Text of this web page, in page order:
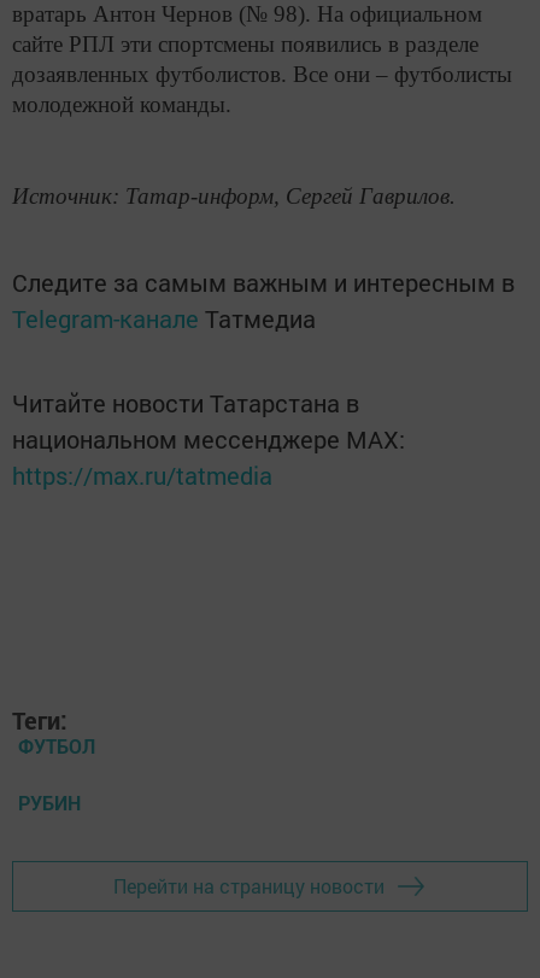
вратарь Антон Чернов (№ 98). На официальном
сайте РПЛ эти спортсмены появились в разделе
дозаявленных футболистов. Все они – футболисты
молодежной команды.
Источник: Татар-информ, Сергей Гаврилов.
Следите за самым важным и интересным в
Telegram-канале Татмедиа
Читайте новости Татарстана в
национальном мессенджере MАХ:
https://max.ru/tatmedia
Теги:
ФУТБОЛ
РУБИН
Перейти на страницу новости